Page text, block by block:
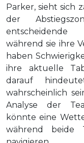
Parker, sieht sich
der
entscheidende
während sie ihre
haben
ihre aktuelle
darauf
wahrscheinlich
Analyse der
könnte eine
während beide